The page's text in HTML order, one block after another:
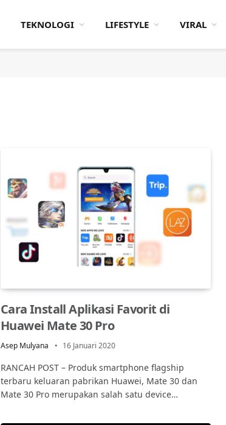
TEKNOLOGI LIFESTYLE VIRAL
Cara Install Aplikasi Favorit di
Huawei Mate 30 Pro
Asep Mulyana 16 Januari 2020
RANCAH POST – Produk smartphone flagship
terbaru keluaran pabrikan Huawei, Mate 30 dan
Mate 30 Pro merupakan salah satu device…